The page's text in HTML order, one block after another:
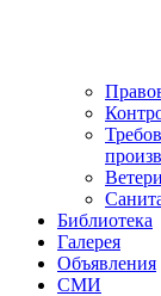
Библиотека
Галерея
Объявления
СМИ